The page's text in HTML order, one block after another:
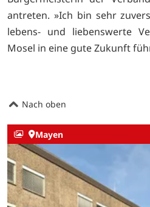
antreten. »Ich bin sehr
lebens- und liebenswerte
Mosel in eine gute Zukunft
Nach oben
Mayen